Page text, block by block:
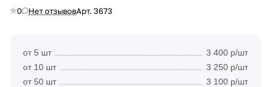
0 Нет отзывовАрт. 3673
от 5 шт
3 400 р/шт
от 10 шт
3 250 р/шт
от 50 шт
3 100 р/шт